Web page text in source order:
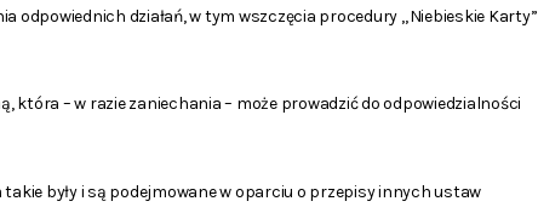
odpowiednich działań, w tym wszczęcia procedury „Niebieskie Karty”
– w razie zaniechania – może prowadzić do odpowiedzialności
były i są podejmowane w oparciu o przepisy innych ustaw